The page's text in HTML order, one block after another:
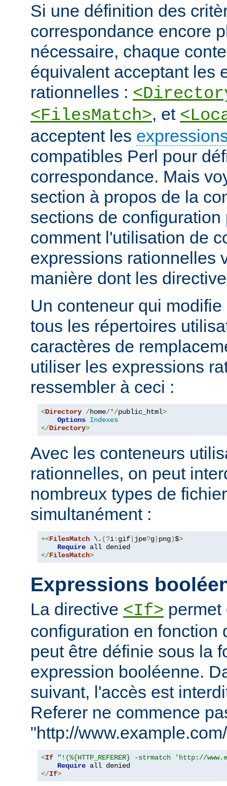
Si une définition des
correspondance encore
nécessaire, chaque
équivalent acceptant les
rationnelles :
<FilesMatch>, et
acceptent les
compatibles Perl pour
correspondance. Mais
section à propos de la
sections de
comment l'utilisation de
expressions rationnelles
manière dont les
Un conteneur qui
tous les répertoires
caractères de
utiliser les expressions
ressembler à ceci :
<Directory /home/*/public_html>
Options Indexes
</Directory>
Avec les conteneurs
rationnelles, on peut
nombreux types de
simultanément :
+<FilesMatch \. (?i: gif jpe?g png)$>
Require
</FilesMatch>
Expressions
La directive <If> permet
configuration en fonction
peut être définie sous la
expression booléenne.
suivant, l'accès est
Referer ne commence
"http://
<If
"!(%{HTTP_REFERER} -strmatch 'http://
Require
</If>